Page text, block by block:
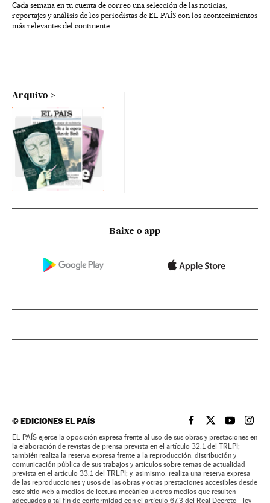
Cada semana en tu cuenta de correo una selección de las noticias,
reportajes y análisis de los periodistas de EL PAÍS con los acontecimientos
más relevantes del continente.
Arquivo
Baixe o app
©EDICIONES EL PAÍS EL PAÍS BRASIL EN
EL PAÍSEL PAÍS
EL
EL PAÍS ejerce la oposición expresa frente al uso de sus obras y prestaciones en
la elaboración de revistas de prensa prevista en el artículo 32.1 del TRLPI;
también realiza la reserva expresa frente a la reproducción, distribución y
comunicación pública de sus trabajos y artículos sobre temas de actualidad
prevista en el artículo 33.1 del TRLPI; y, asimismo, realiza una reserva expresa
de las reproducciones y usos de las obras y otras prestaciones accesibles desde
este sitio web a medios de lectura mecánica u otros medios que resulten
adecuados a tal fin de conformidad con el artículo 67.3 del Real Decreto - ley